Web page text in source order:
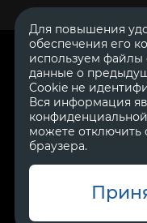
© 2007—2026 «Диалог
Обращаем Ваше
носит исключительно
каких условиях не
положениями Статьи
Федерации.Для
продажам автосалонов
страховании,
автомобилей, запасных
аксессуарах также
ОГРН 1111644005153
ИНН 1644062657
Для повышения
обеспечения его
используем
данные о
Cookie не
Вся информация
можете
браузера.